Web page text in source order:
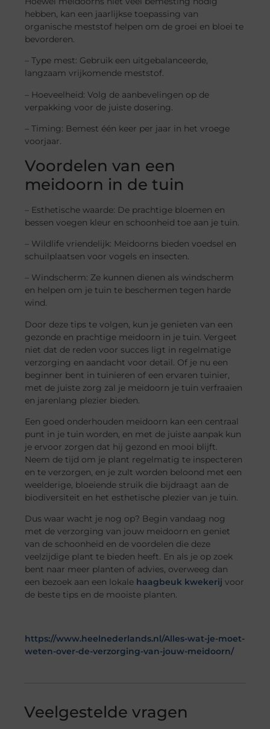
hebben, kan een jaarlijkse toepassing van
organische meststof helpen om de groei en bloei te
bevorderen.
– Type mest: Gebruik een uitgebalanceerde,
langzaam vrijkomende meststof.
– Hoeveelheid: Volg de aanbevelingen op de
verpakking voor de juiste dosering.
– Timing: Bemest één keer per jaar in het vroege
voorjaar.
Voordelen van een
meidoorn in de tuin
– Esthetische waarde: De prachtige bloemen en
bessen voegen kleur en schoonheid toe aan je tuin.
– Wildlife vriendelijk: Meidoorns bieden voedsel en
schuilplaatsen voor vogels en insecten.
– Windscherm: Ze kunnen dienen als windscherm
en helpen om je tuin te beschermen tegen harde
wind.
Door deze tips te volgen, kun je genieten van een
gezonde en prachtige meidoorn in je tuin. Vergeet
niet dat de reden voor succes ligt in regelmatige
verzorging en aandacht voor detail. Of je nu een
beginner bent in tuinieren of een ervaren tuinier,
met de juiste zorg zal je meidoorn je tuin verfraaien
en jarenlang plezier bieden.
Een goed onderhouden meidoorn kan een centraal
punt in je tuin worden, en met de juiste aanpak kun
je ervoor zorgen dat hij gezond en mooi blijft.
Neem de tijd om je plant regelmatig te inspecteren
en te verzorgen, en je zult worden beloond met een
weelderige, bloeiende struik die bijdraagt aan de
biodiversiteit en het esthetische plezier van je tuin.
Dus waar wacht je nog op? Begin vandaag nog
met de verzorging van jouw meidoorn en geniet
van de schoonheid en de voordelen die deze
veelzijdige plant te bieden heeft. En als je op zoek
bent naar meer planten of advies, overweeg dan
een bezoek aan een lokale haagbeuk kwekerij voor
de beste tips en de mooiste planten.
https://www.heelnederlands.nl/Alles-wat-je-moet-
weten-over-de-verzorging-van-jouw-meidoorn/
Veelgestelde vragen